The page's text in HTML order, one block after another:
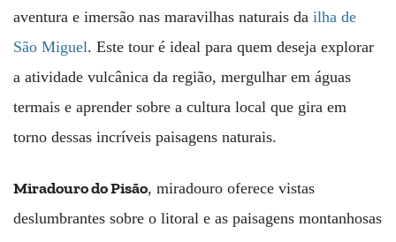
aventura e imersão nas maravilhas naturais da ilha de
São Miguel. Este tour é ideal para quem deseja explorar
a atividade vulcânica da região, mergulhar em águas
termais e aprender sobre a cultura local que gira em
torno dessas incríveis paisagens naturais.
Miradouro do Pisão, miradouro oferece vistas
deslumbrantes sobre o litoral e as paisagens montanhosas